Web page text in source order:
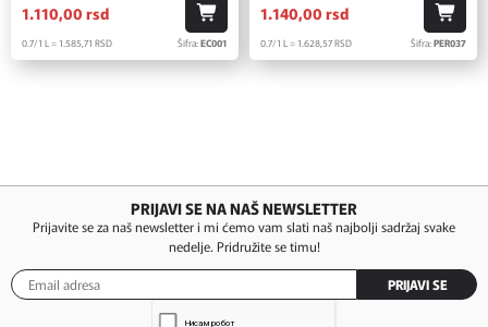
1.110,00 rsd
0.7/1 L = 1.585,71 RSD Šifra:EC001
1.140,00 rsd
0.7/1 L = 1.628,57RSD Šifra:PER037
PRIJAVI SE NA NAŠ NEWSLETTER
Prijavite se za naš newsletter i mi ćemo vam slati naš najbolji sadržaj svake
nedelje. Pridružite se timu!
PRIJAVI SE